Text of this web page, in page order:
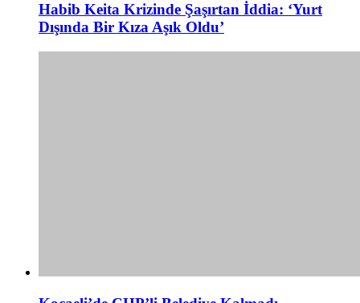
Habib Keita Krizinde Şaşırtan İddia: ‘Yurt
Dışında Bir Kıza Aşık Oldu’